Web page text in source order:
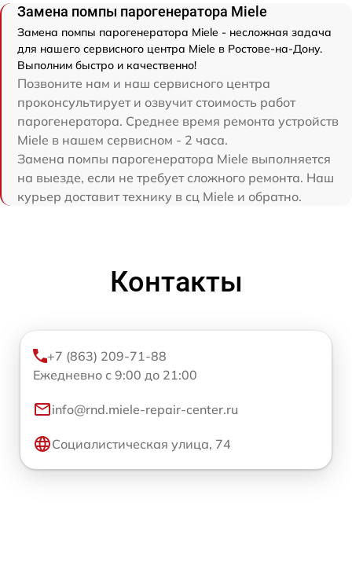
Замена помпы парогенератора Miele
Замена помпы парогенератора Miele - несложная задача
для нашего сервисного центра Miele в Ростове-на-Дону.
Выполним быстро и качественно!
Позвоните нам и наш сервисного центра
проконсультирует и озвучит стоимость работ
парогенератора. Среднее время ремонта устройств
Miele в нашем сервисном - 2 часа.
Замена помпы парогенератора Miele выполняется
на выезде, если не требует сложного ремонта. Наш
курьер доставит технику в сц Miele и обратно.
Контакты
+7 (863) 209-71-88
Ежедневно с 9:00 до 21:00
info@rnd.miele-repair-center.ru
Социалистическая улица, 74